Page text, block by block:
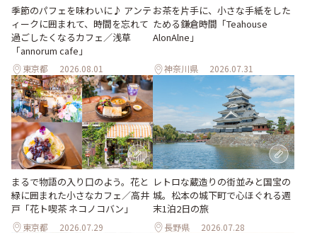
季節のパフェを味わいに♪ アンテ
ィークに囲まれて、時間を忘れて
過ごしたくなるカフェ／浅草
「annorum cafe」
東京都 2026.08.01
お茶を片手に、小さな手紙をした
ためる鎌倉時間「Teahouse
AlonAlne」
神奈川県 2026.07.31
まるで物語の入り口のよう。花と
緑に囲まれた小さなカフェ／高井
戸「花ト喫茶 ネコノコバン」
東京都 2026.07.29
レトロな蔵造りの街並みと国宝の
城。松本の城下町で心ほぐれる週
末1泊2日の旅
長野県 2026.07.28